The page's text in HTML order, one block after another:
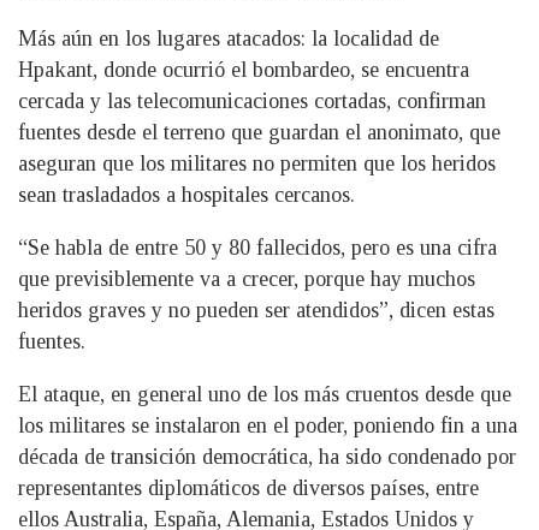
Más aún en los lugares atacados: la localidad de
Hpakant, donde ocurrió el bombardeo, se encuentra
cercada y las telecomunicaciones cortadas, confirman
fuentes desde el terreno que guardan el anonimato, que
aseguran que los militares no permiten que los heridos
sean trasladados a hospitales cercanos.
“Se habla de entre 50 y 80 fallecidos, pero es una cifra
que previsiblemente va a crecer, porque hay muchos
heridos graves y no pueden ser atendidos”, dicen estas
fuentes.
El ataque, en general uno de los más cruentos desde que
los militares se instalaron en el poder, poniendo fin a una
década de transición democrática, ha sido condenado por
representantes diplomáticos de diversos países, entre
ellos Australia, España, Alemania, Estados Unidos y